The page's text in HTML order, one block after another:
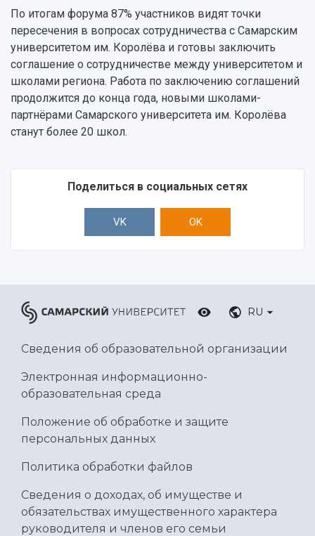
По итогам форума 87% участников видят точки
пересечения в вопросах сотрудничества с Самарским
университетом им. Королёва и готовы заключить
соглашение о сотрудничестве между университетом и
школами региона. Работа по заключению соглашений
продолжится до конца года, новыми школами-
партнёрами Самарского университета им. Королёва
станут более 20 школ.
Поделиться в социальных сетях
VK OK
RU
Сведения об образовательной организации
Электронная информационно-
образовательная среда
Положение об обработке и защите
персональных данных
Политика обработки файлов
Сведения о доходах, об имуществе и
обязательствах имущественного характера
руководителя и членов его семьи